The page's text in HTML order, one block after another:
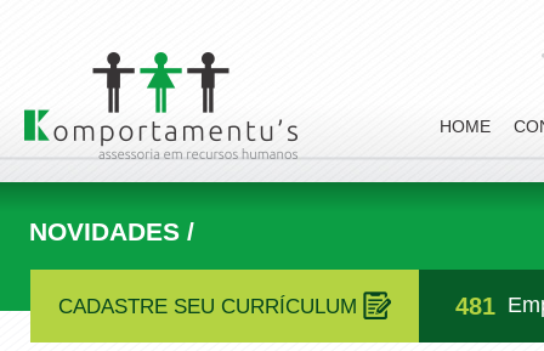
HOME
CADASTRE SEU CURRÍCULUM 481
NOVIDADES /